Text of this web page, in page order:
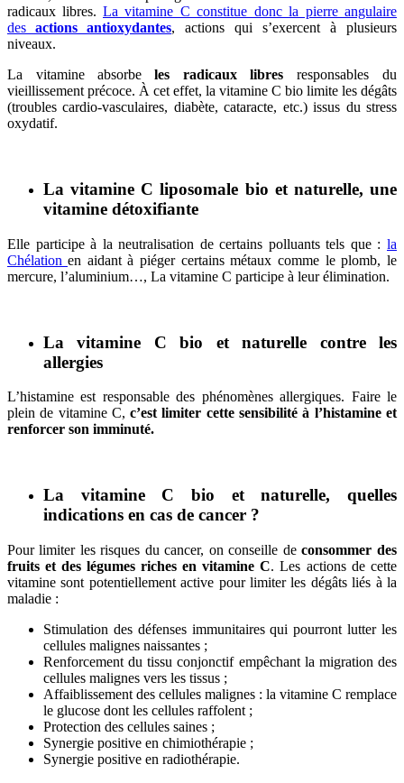
radicaux libres. La vitamine C constitue donc la pierre angulaire
des actions antioxydantes, actions qui s’exercent à plusieurs
niveaux.
La vitamine absorbe les radicaux libres responsables du
vieillissement précoce. À cet effet, la vitamine C bio limite les dégâts
(troubles cardio-vasculaires, diabète, cataracte, etc.) issus du stress
oxydatif.
La vitamine C liposomale bio et naturelle, une
vitamine détoxifiante
Elle participe à la neutralisation de certains polluants tels que : la
Chélation en aidant à piéger certains métaux comme le plomb, le
mercure, l’aluminium…, La vitamine C participe à leur élimination.
La vitamine C bio et naturelle contre les
allergies
L’histamine est responsable des phénomènes allergiques. Faire le
plein de vitamine C, c’est limiter cette sensibilité à l’histamine et
renforcer son imminuté.
La vitamine C bio et naturelle, quelles
indications en cas de cancer ?
Pour limiter les risques du cancer, on conseille de consommer des
fruits et des légumes riches en vitamine C. Les actions de cette
vitamine sont potentiellement active pour limiter les dégâts liés à la
maladie :
Stimulation des défenses immunitaires qui pourront lutter les
cellules malignes naissantes ;
Renforcement du tissu conjonctif empêchant la migration des
cellules malignes vers les tissus ;
Affaiblissement des cellules malignes : la vitamine C remplace
le glucose dont les cellules raffolent ;
Protection des cellules saines ;
Synergie positive en chimiothérapie ;
Synergie positive en radiothérapie.